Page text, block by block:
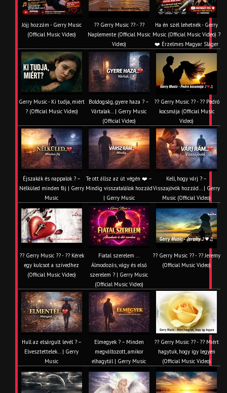
Jöjj hozzám - Gerry Music
(Official Music Video)
?? Gerry Music ?? - ??
Naplemente (Official Music
Video)
Ha én szél lehetnék - Gerry
Music (Official Music Video) ?️
❤️ Érzelmes Magyar Sláger
Gerry Music - Ki tudja, miért
? (Official Music Video)
Boldogság, gyere haza ? –
Vártalak… | Gerry Music
(Official Video)
?? Gerry Music ?? - ?? Pedró
kocsmája (Official Music
Video)
Éjszakák és nappalok ? –
Nélküled minden fáj | Gerry
Music
Te ott állsz az út végén ❤️ –
Mindig visszatalálok hozzád
| Gerry Music
Kell, hogy várj ? –
Visszajövök hozzád… | Gerry
Music (Official Video)
?? Gerry Music ?? - ?? Kérek
egy kulcsot a szívedhez
(Official Music Video)
Fiatal szerelem ...
Álmodozás, vágy és első
szerelem ? | Gerry Music
(Official Music Video)
?? Gerry Music ?? - ?? Jeremy
(Official Music Video)
Hull az elsárgult levél ? –
Elvesztettelek… | Gerry
Music
Elmegyek ? – Minden
megváltozott, amikor
elhagytál | Gerry Music
?? Gerry Music ?? - ?? Miért
hagytuk, hogy így legyen
(Official Music Video)